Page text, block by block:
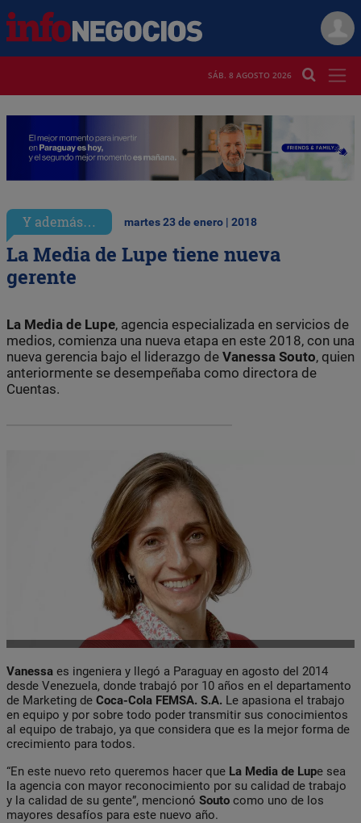
SÁB. 8 AGOSTO 2026
Y además… martes 23 de enero | 2018
La Media de Lupe tiene nueva
gerente
La Media de Lupe, agencia especializada en servicios de
medios, comienza una nueva etapa en este 2018, con una
nueva gerencia bajo el liderazgo de Vanessa Souto, quien
anteriormente se desempeñaba como directora de
Cuentas.
Vanessa es ingeniera y llegó a Paraguay en agosto del 2014
desde Venezuela, donde trabajó por 10 años en el departamento
de Marketing de Coca-Cola FEMSA. S.A. Le apasiona el trabajo
en equipo y por sobre todo poder transmitir sus conocimientos
al equipo de trabajo, ya que considera que es la mejor forma de
crecimiento para todos.
“En este nuevo reto queremos hacer que La Media de Lupe sea
la agencia con mayor reconocimiento por su calidad de trabajo
y la calidad de su gente”, mencionó Souto como uno de los
mayores desafíos para este nuevo año.